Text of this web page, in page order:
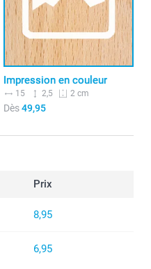
Impression en couleur
15 2,5 2 cm
Dès49,95
Prix
8,95
6,95